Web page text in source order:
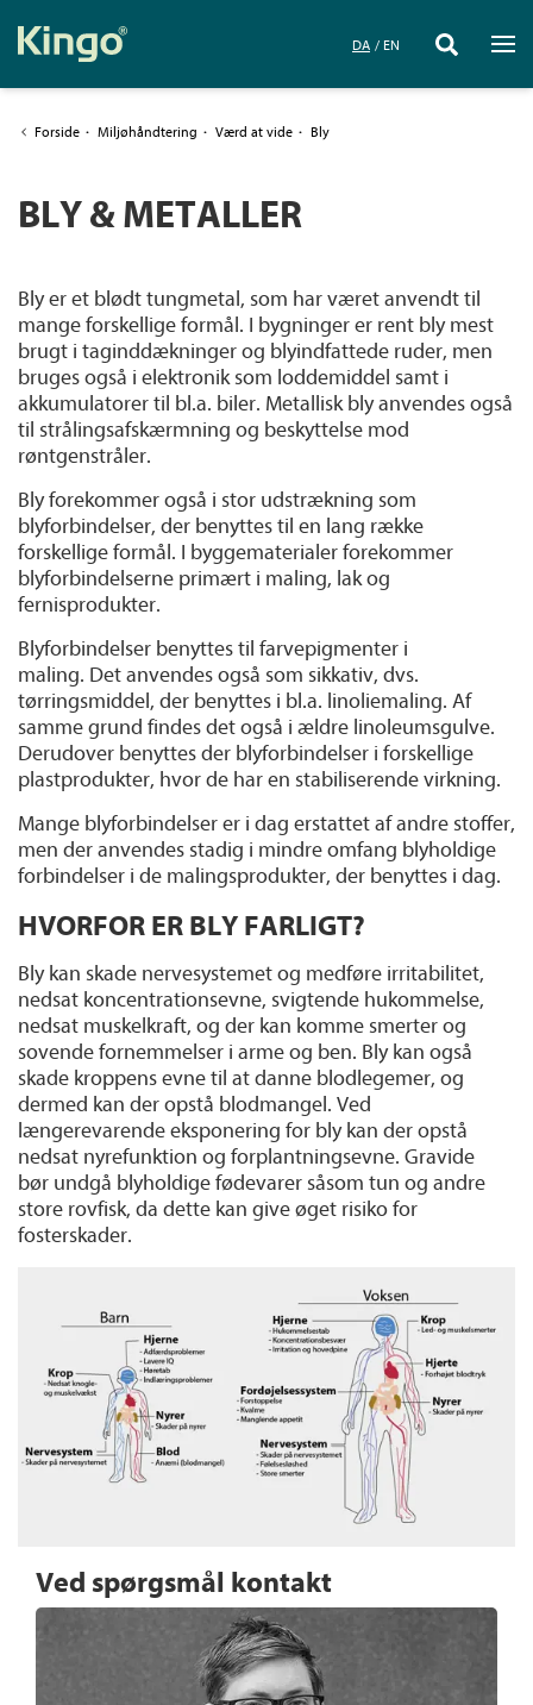
DA EN
Forside · Miljøhåndtering · Værd at vide · Bly
Ved spørgsmål kontakt
BLY & METALLER
Bly er et blødt tungmetal, som har været anvendt til
mange forskellige formål. I bygninger er rent bly mest
brugt i taginddækninger og blyindfattede ruder, men
bruges også i elektronik som loddemiddel samt i
akkumulatorer til bl.a. biler. Metallisk bly anvendes også
til strålingsafskærmning og beskyttelse mod
røntgenstråler.
Bly forekommer også i stor udstrækning som
blyforbindelser, der benyttes til en lang række
forskellige formål. I byggematerialer forekommer
blyforbindelserne primært i maling, lak og
fernisprodukter.
Blyforbindelser benyttes til farvepigmenter i
maling. Det anvendes også som sikkativ, dvs.
tørringsmiddel, der benyttes i bl.a. linoliemaling. Af
samme grund findes det også i ældre linoleumsgulve.
Derudover benyttes der blyforbindelser i forskellige
plastprodukter, hvor de har en stabiliserende virkning.
Mange blyforbindelser er i dag erstattet af andre stoffer,
men der anvendes stadig i mindre omfang blyholdige
forbindelser i de malingsprodukter, der benyttes i dag.
HVORFOR ER BLY FARLIGT?
Bly kan skade nervesystemet og medføre irritabilitet,
nedsat koncentrationsevne, svigtende hukommelse,
nedsat muskelkraft, og der kan komme smerter og
sovende fornemmelser i arme og ben. Bly kan også
skade kroppens evne til at danne blodlegemer, og
dermed kan der opstå blodmangel. Ved
længerevarende eksponering for bly kan der opstå
nedsat nyrefunktion og forplantningsevne. Gravide
bør undgå blyholdige fødevarer såsom tun og andre
store rovfisk, da dette kan give øget risiko for
fosterskader.